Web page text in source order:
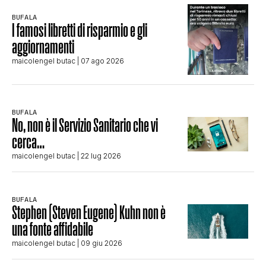
BUFALA
I famosi libretti di risparmio e gli
aggiornamenti
maicolengel butac | 07 ago 2026
BUFALA
No, non è il Servizio Sanitario che vi
cerca…
maicolengel butac | 22 lug 2026
BUFALA
Stephen (Steven Eugene) Kuhn non è
una fonte affidabile
maicolengel butac | 09 giu 2026